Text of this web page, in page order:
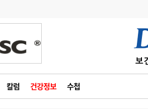
칼럼 건강정보 수첩
금주의 검색어
1
의사인력 수급 추계
사고
수첩
석 피플